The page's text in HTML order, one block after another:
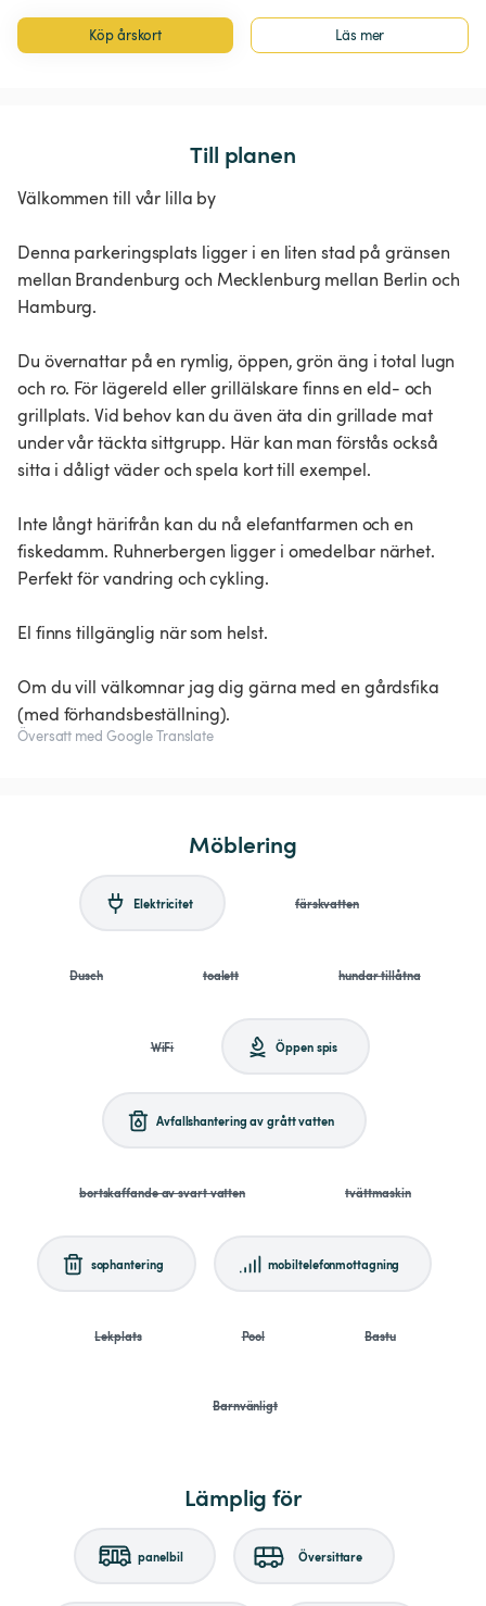
Köp årskort Läs mer
Till planen
Välkommen till vår lilla by
Denna parkeringsplats ligger i en liten stad på gränsen
mellan Brandenburg och Mecklenburg mellan Berlin och
Hamburg.
Du övernattar på en rymlig, öppen, grön äng i total lugn
och ro. För lägereld eller grillälskare finns en eld- och
grillplats. Vid behov kan du även äta din grillade mat
under vår täckta sittgrupp. Här kan man förstås också
sitta i dåligt väder och spela kort till exempel.
Inte långt härifrån kan du nå elefantfarmen och en
fiskedamm. Ruhnerbergen ligger i omedelbar närhet.
Perfekt för vandring och cykling.
El finns tillgänglig när som helst.
Om du vill välkomnar jag dig gärna med en gårdsfika
(med förhandsbeställning).
Översatt med Google Translate
Möblering
Elektricitet färskvatten
Dusch toalett hundar tillåtna
WiFi Öppen spis
Avfallshantering av grått vatten
bortskaffande av svart vatten tvättmaskin
sophantering mobiltelefonmottagning
Lekplats Pool Bastu
Barnvänligt
Lämplig för
panelbil Översittare